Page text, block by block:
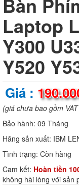
Laptop
Y300
Y520
Giá :
(giá chưa bao gồm
Bảo hành: 09 Tháng
Hãng sản xuất: IBM
Tình trạng: Còn hàng
Cam kết: Hoàn tiền
không hài lòng với sản